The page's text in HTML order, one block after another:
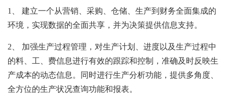
1、 建立一个从营销、采购、仓储、生产到财务全面集成的
环境，实现数据的全面共享，并为决策提供信息支持。
2、 加强生产过程管理，对生产计划、进度以及生产过程中
的料、工、费信息进行有效的跟踪和控制，准确及时反映生
产成本的动态信息。同时进行生产分析功能，提供多角度、
全方位的生产状况查询功能和报表。